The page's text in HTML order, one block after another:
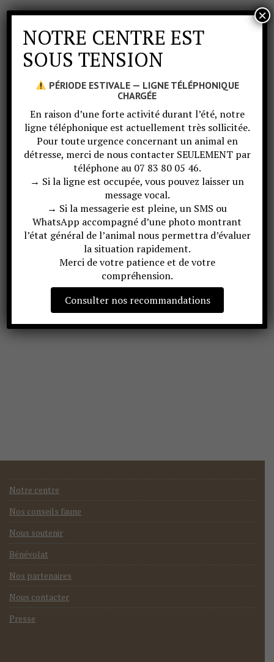
Notre centre
Nos conseils faune
Nous soutenir
Bénévolat
Nos partenaires
Nous contacter
Presse
NOTRE CENTRE EST
SOUS TENSION
PÉRIODE ESTIVALE — LIGNE TÉLÉPHONIQUE
CHARGÉE
En raison d’une forte activité durant l’été, notre
ligne téléphonique est actuellement très sollicitée.
Pour toute urgence concernant un animal en
détresse, merci de nous contacter SEULEMENT par
téléphone au 07 83 80 05 46.
→ Si la ligne est occupée, vous pouvez laisser un
message vocal.
→ Si la messagerie est pleine, un SMS ou
WhatsApp accompagné d’une photo montrant
l’état général de l’animal nous permettra d’évaluer
la situation rapidement.
Merci de votre patience et de votre
compréhension.
Consulter nos recommandations
×